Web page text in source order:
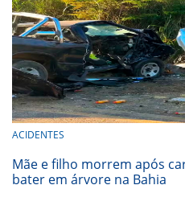
ACIDENTES
Mãe e filho morrem após
bater em árvore na Bahia